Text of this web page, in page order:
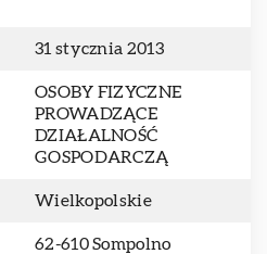
31 stycznia 2013
OSOBY FIZYCZNE
PROWADZĄCE
DZIAŁALNOŚĆ
GOSPODARCZĄ
Wielkopolskie
62-610 Sompolno